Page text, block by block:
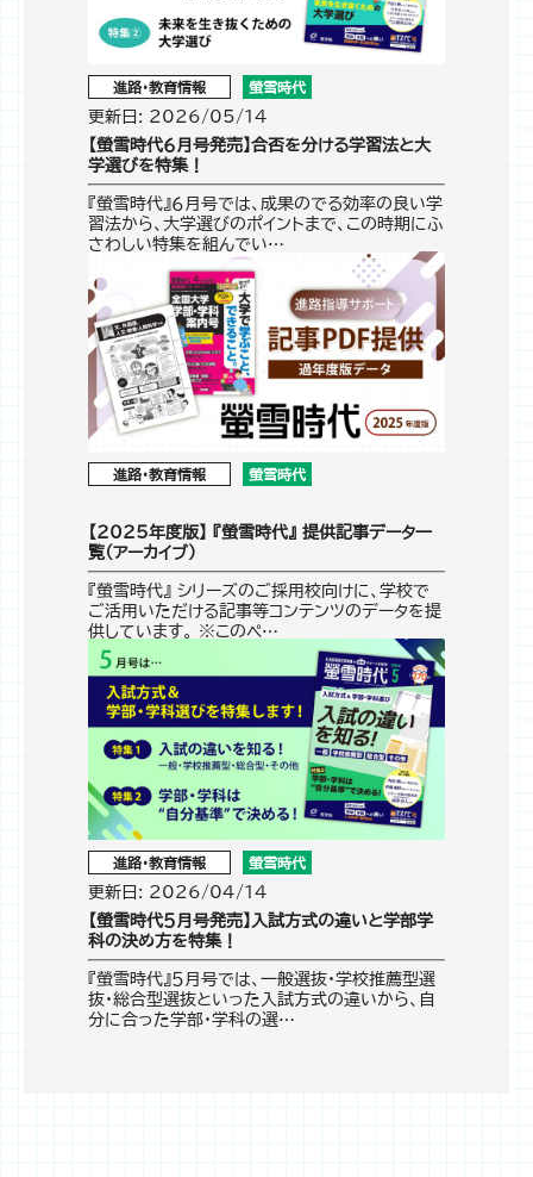
進路・教育情報 螢雪時代
更新日: 2026/05/14
【螢雪時代６月号発売】合否を分ける学習法と大
学選びを特集！
『螢雪時代』６月号では、成果のでる効率の良い学
習法から、大学選びのポイントまで、この時期にふ
さわしい特集を組んでい…
進路・教育情報 螢雪時代
【2025年度版】 『螢雪時代』 提供記事データ一
覧（アーカイブ）
『螢雪時代』 シリーズのご採用校向けに、学校で
ご活用いただける記事等コンテンツのデータを提
供しています。 ※このペ…
進路・教育情報 螢雪時代
更新日: 2026/04/14
【螢雪時代５月号発売】入試方式の違いと学部学
科の決め方を特集！
『螢雪時代』５月号では、一般選抜・学校推薦型選
抜・総合型選抜といった入試方式の違いから、自
分に合った学部・学科の選…